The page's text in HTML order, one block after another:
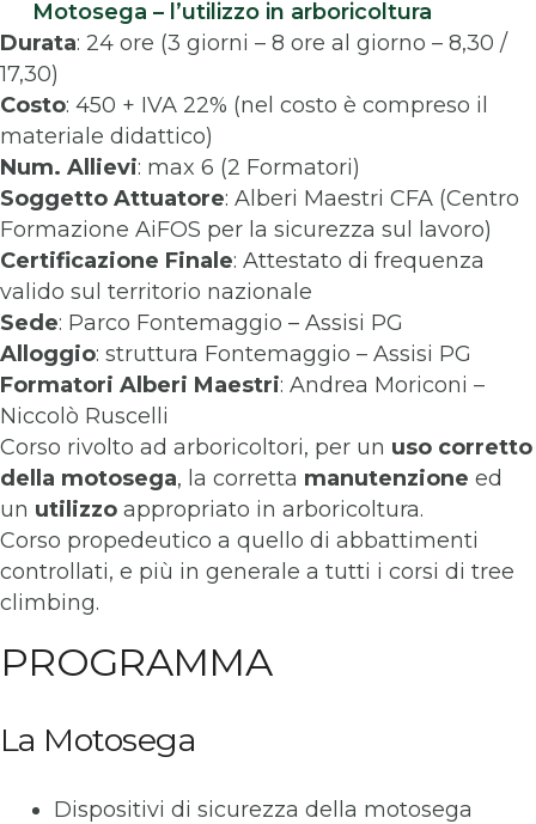
Motosega – l’utilizzo in arboricoltura
Durata: 24 ore (3 giorni – 8 ore al giorno – 8,30 /
17,30)
Costo: 450 + IVA 22% (nel costo è compreso il
materiale didattico)
Num. Allievi: max 6 (2 Formatori)
Soggetto Attuatore: Alberi Maestri CFA (Centro
Formazione AiFOS per la sicurezza sul lavoro)
Certificazione Finale: Attestato di frequenza
valido sul territorio nazionale
Sede: Parco Fontemaggio – Assisi PG
Alloggio: struttura Fontemaggio – Assisi PG
Formatori Alberi Maestri: Andrea Moriconi –
Niccolò Ruscelli
Corso rivolto ad arboricoltori, per un uso corretto
della motosega, la corretta manutenzione ed
un utilizzo appropriato in arboricoltura.
Corso propedeutico a quello di abbattimenti
controllati, e più in generale a tutti i corsi di tree
climbing.
PROGRAMMA
La Motosega
Dispositivi di sicurezza della motosega